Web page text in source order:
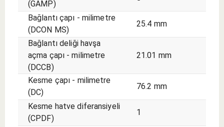
(GAMP)
Bağlantı çapı - milimetre
(DCON MS)
25.4 mm
Bağlantı deliği havşa
açma çapı - milimetre
(DCCB)
21.01 mm
Kesme çapı - milimetre
(DC)
76.2 mm
Kesme hatve diferansiyeli
(CPDF)
1